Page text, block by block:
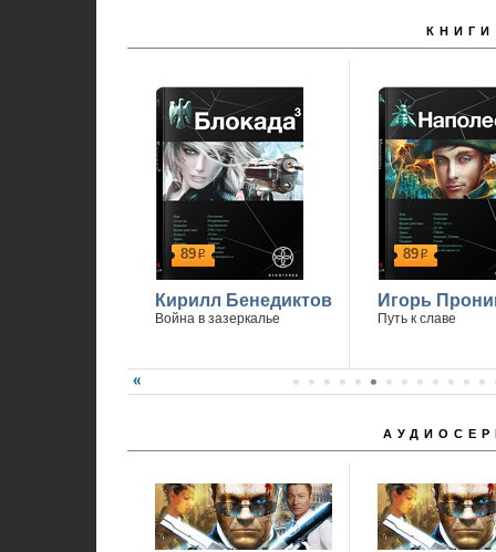
24 апреля стартовали продажи 2 книги
КНИГИ
89р
Кирилл Бенедиктов
Война в зазеркалье
89р
Игорь
Путь к славе